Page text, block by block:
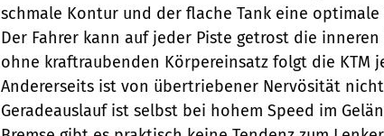
schmale Kontur und der flache Tank eine optimale
Der Fahrer kann auf jeder Piste getrost die
ohne kraftraubenden Körpereinsatz folgt die KTM
Andererseits ist von übertriebener Nervösität
Geradeauslauf ist selbst bei hohem Speed im